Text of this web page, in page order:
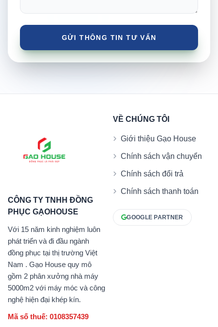
CÔNG TY TNHH ĐỒNG
PHỤC GẠOHOUSE
Với 15 năm kinh nghiệm luôn
phát triển và đi đầu ngành
đồng phục tại thị trường Việt
Nam . Gạo House quy mô
gồm 2 phân xưởng nhà máy
5000m2 với máy móc và công
nghệ hiện đại khép kín.
Mã số thuế: 0108357439
VỀ CHÚNG TÔI
Giới thiệu Gạo House
Chính sách vận chuyển
Chính sách đổi trả
Chính sách thanh toán
GOOGLE PARTNER